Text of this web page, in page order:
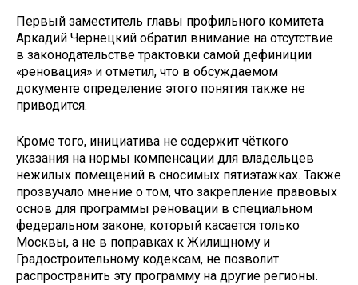
Первый заместитель главы профильного комитета
Аркадий Чернецкий обратил внимание на отсутствие
в законодательстве трактовки самой дефиниции
«реновация» и отметил, что в обсуждаемом
документе определение этого понятия также не
приводится.
Кроме того, инициатива не содержит чёткого
указания на нормы компенсации для владельцев
нежилых помещений в сносимых пятиэтажках. Также
прозвучало мнение о том, что закрепление правовых
основ для программы реновации в специальном
федеральном законе, который касается только
Москвы, а не в поправках к Жилищному и
Градостроительному кодексам, не позволит
распространить эту программу на другие регионы.